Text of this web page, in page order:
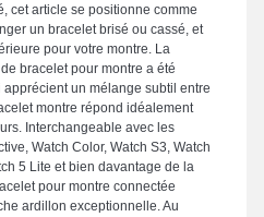
cet article se positionne comme
un bracelet brisé ou cassé, et
pour votre montre. La
bracelet pour montre a été
un mélange subtil entre
montre répond idéalement
Interchangeable avec les
Watch Color, Watch S3, Watch
5 Lite et bien davantage de la
pour montre connectée
ardillon exceptionnelle. Au